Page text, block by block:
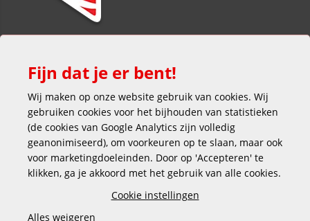
Veilig en gemakkelijk betalen
Fijn dat je er bent!
Wij maken op onze website gebruik van cookies. Wij
gebruiken cookies voor het bijhouden van statistieken
(de cookies van Google Analytics zijn volledig
geanonimiseerd), om voorkeuren op te slaan, maar ook
voor marketingdoeleinden. Door op 'Accepteren' te
klikken, ga je akkoord met het gebruik van alle cookies.
Cookie instellingen
Alles weigeren